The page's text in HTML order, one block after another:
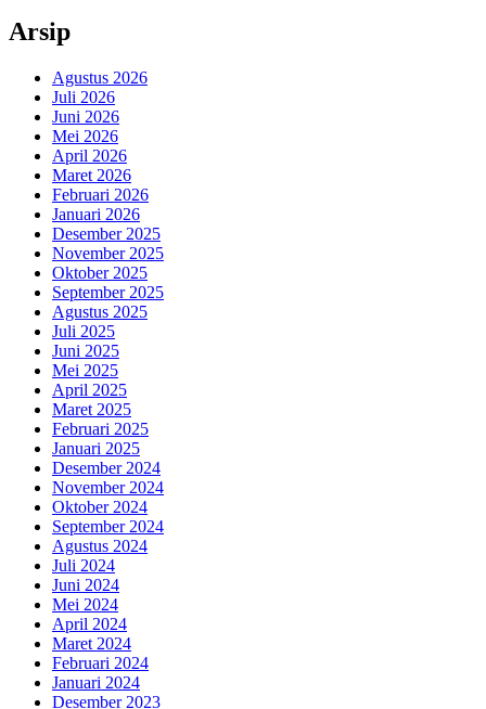
Arsip
Agustus 2026
Juli 2026
Juni 2026
Mei 2026
April 2026
Maret 2026
Februari 2026
Januari 2026
Desember 2025
November 2025
Oktober 2025
September 2025
Agustus 2025
Juli 2025
Juni 2025
Mei 2025
April 2025
Maret 2025
Februari 2025
Januari 2025
Desember 2024
November 2024
Oktober 2024
September 2024
Agustus 2024
Juli 2024
Juni 2024
Mei 2024
April 2024
Maret 2024
Februari 2024
Januari 2024
Desember 2023